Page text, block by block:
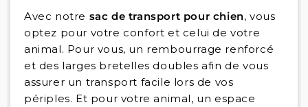
Avec notre sac de transport pour chien, vous
optez pour votre confort et celui de votre
animal. Pour vous, un rembourrage renforcé
et des larges bretelles doubles afin de vous
assurer un transport facile lors de vos
périples. Et pour votre animal, un espace